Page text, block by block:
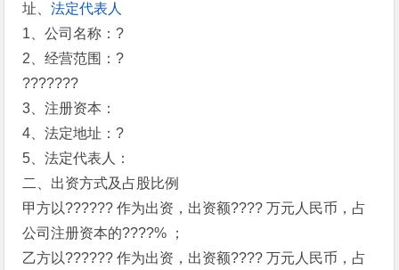
址、法定代表人
1、公司名称：?
2、经营范围：?
???????
3、注册资本：
4、法定地址：?
5、法定代表人：
二、出资方式及占股比例
甲方以?????? 作为出资，出资额???? 万元人民币，占
公司注册资本的????% ；
乙方以?????? 作为出资，出资额???? 万元人民币，占